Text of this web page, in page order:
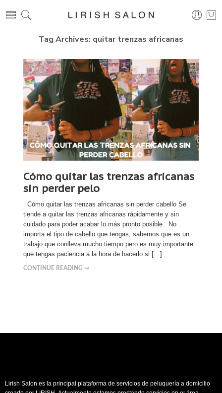
Tag Archives: quitar trenzas africanas
Cómo quitar las trenzas africanas
sin perder pelo
Cómo quitar las trenzas africanas sin perder cabello Se
tiende a quitar las trenzas africanas rápidamente y sin
cuidado para poder acabar lo más pronto posible. No
importa el tipo de cabello que tengas, sabemos que es un
trabajo que conlleva mucho tiempo pero es muy importante
que tengas paciencia a la hora de hacerlo si […]
CONTINUE READING ➞
Lirish Salon es la principal plataforma de servicios de peluquería a domicilio